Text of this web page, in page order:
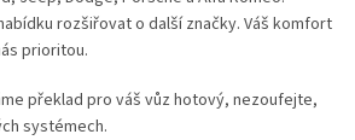
rozšiřovat o další značky. Váš komfort
prioritou.
překlad pro váš vůz hotový, nezoufejte,
systémech.